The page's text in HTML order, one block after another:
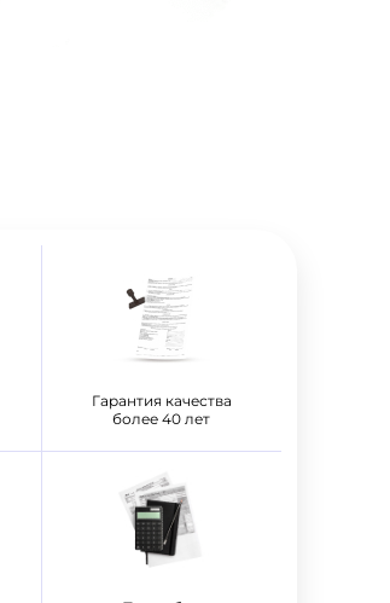
Гарантия качества
более 40 лет